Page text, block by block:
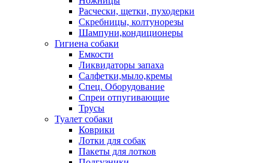
Расчески, щетки, пуходерки
Скребницы, колтунорезы
Шампуни,кондиционеры
Гигиена собаки
Емкости
Ликвидаторы запаха
Салфетки,мыло,кремы
Спец. Оборудование
Спреи отпугивающие
Трусы
Туалет собаки
Коврики
Лотки для собак
Пакеты для лотков